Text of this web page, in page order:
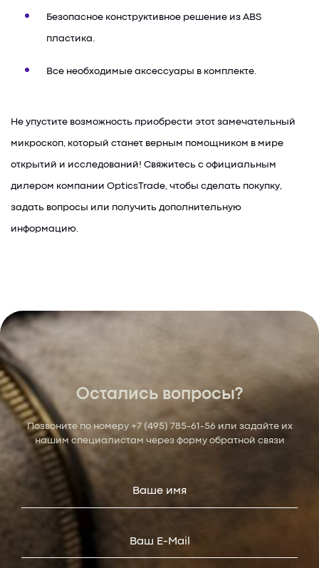
Безопасное конструктивное решение из ABS
пластика.
Все необходимые аксессуары в комплекте.
Не упустите возможность приобрести этот замечательный
микроскоп, который станет верным помощником в мире
открытий и исследований! Свяжитесь с официальным
дилером компании OpticsTrade, чтобы сделать покупку,
задать вопросы или получить дополнительную
информацию.
Остались вопросы?
Позвоните по номеру +7 (495) 785-61-56 или задайте их
нашим специалистам через форму обратной связи